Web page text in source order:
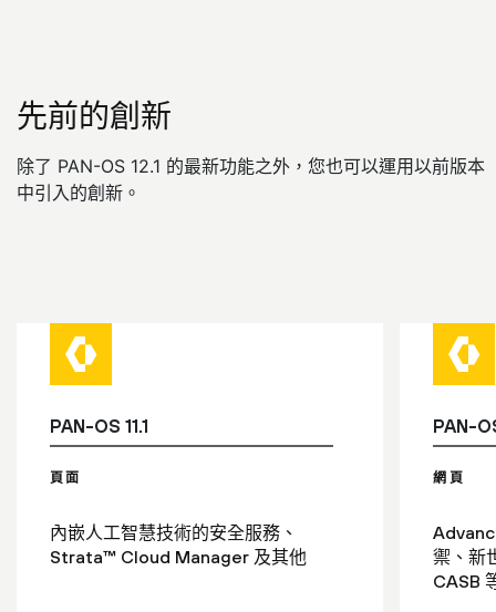
先前的創新
除了 PAN-OS 12.1 的最新功能之外，您也可以運用以前版本
中引入的創新。
PAN-OS 11.1
頁面
內嵌人工智慧技術的安全服務、
Strata™ Cloud Manager 及其他
PAN-
網頁
禦、新
CASB